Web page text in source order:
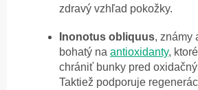
zdravý vzhľad pokožky.
Inonotus obliquus, známy
bohatý na antioxidanty,
chrániť bunky pred
Taktiež podporuje